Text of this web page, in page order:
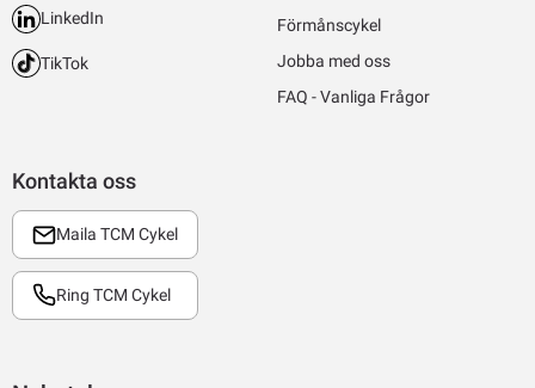
Kontakta oss
Maila TCM Cykel
Ring TCM Cykel
LinkedIn
TikTok
Förmånscykel
Jobba med oss
FAQ - Vanliga Frågor